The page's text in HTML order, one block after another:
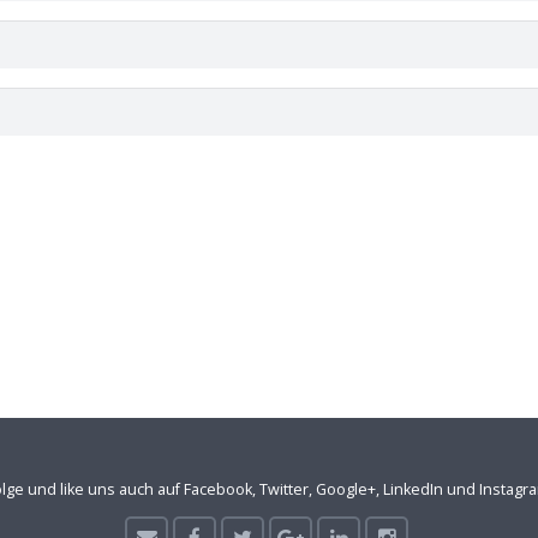
und like uns auch auf Facebook, Twitter, Google+, LinkedIn und